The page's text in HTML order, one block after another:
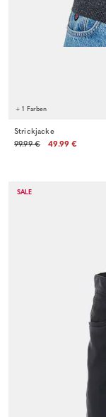
+ 1 Farben
Strickjacke
99.99 €
49.99 €
SALE